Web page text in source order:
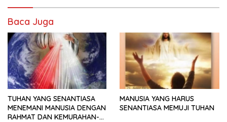
Baca Juga
TUHAN YANG SENANTIASA
MENEMANI MANUSIA DENGAN
RAHMAT DAN KEMURAHAN-
MANUSIA YANG HARUS
SENANTIASA MEMUJI TUHAN